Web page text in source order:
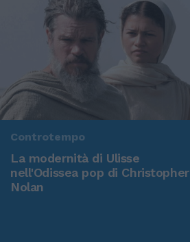
Controtempo
La modernità di Ulisse
nell'Odissea pop di Christopher
Nolan